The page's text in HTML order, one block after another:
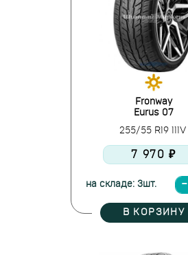
Fronway
Eurus 07
255/55 R19 111V
7 970 ₽
на складе: 3шт.
В КОРЗИНУ